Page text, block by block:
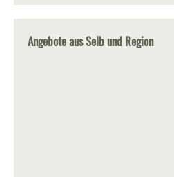
Angebote aus Selb und Region